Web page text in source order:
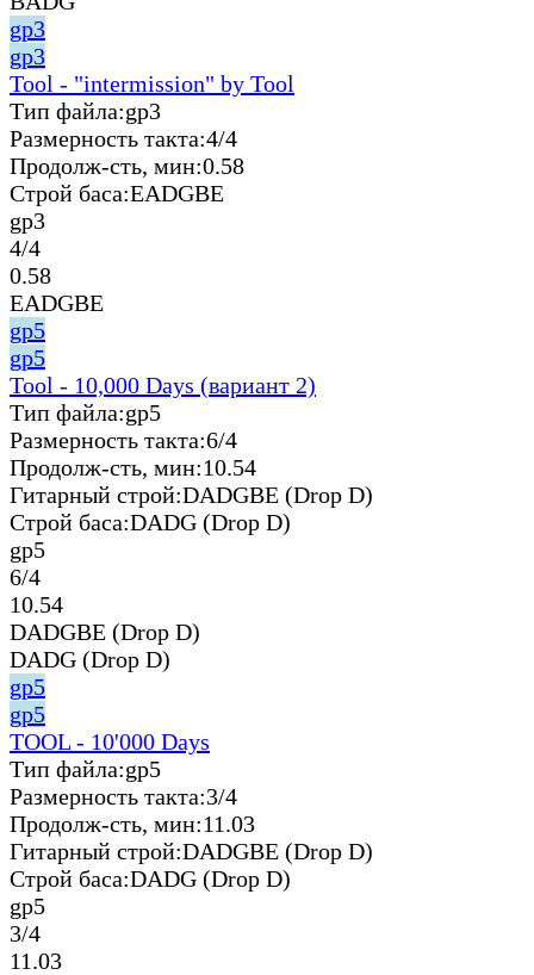
gp3
gp3
Tool - "intermission" by Tool
Тип файла:gp3
Размерность такта:4/4
Продолж-сть, мин:0.58
Строй баса:EADGBE
gp3
4/4
0.58
EADGBE
gp5
gp5
Tool - 10,000 Days (вариант 2)
Тип файла:gp5
Размерность такта:6/4
Продолж-сть, мин:10.54
Гитарный строй:DADGBE (Drop D)
Строй баса:DADG (Drop D)
gp5
6/4
10.54
DADGBE (Drop D)
DADG (Drop D)
gp5
gp5
TOOL - 10'000 Days
Тип файла:gp5
Размерность такта:3/4
Продолж-сть, мин:11.03
Гитарный строй:DADGBE (Drop D)
Строй баса:DADG (Drop D)
gp5
3/4
11.03